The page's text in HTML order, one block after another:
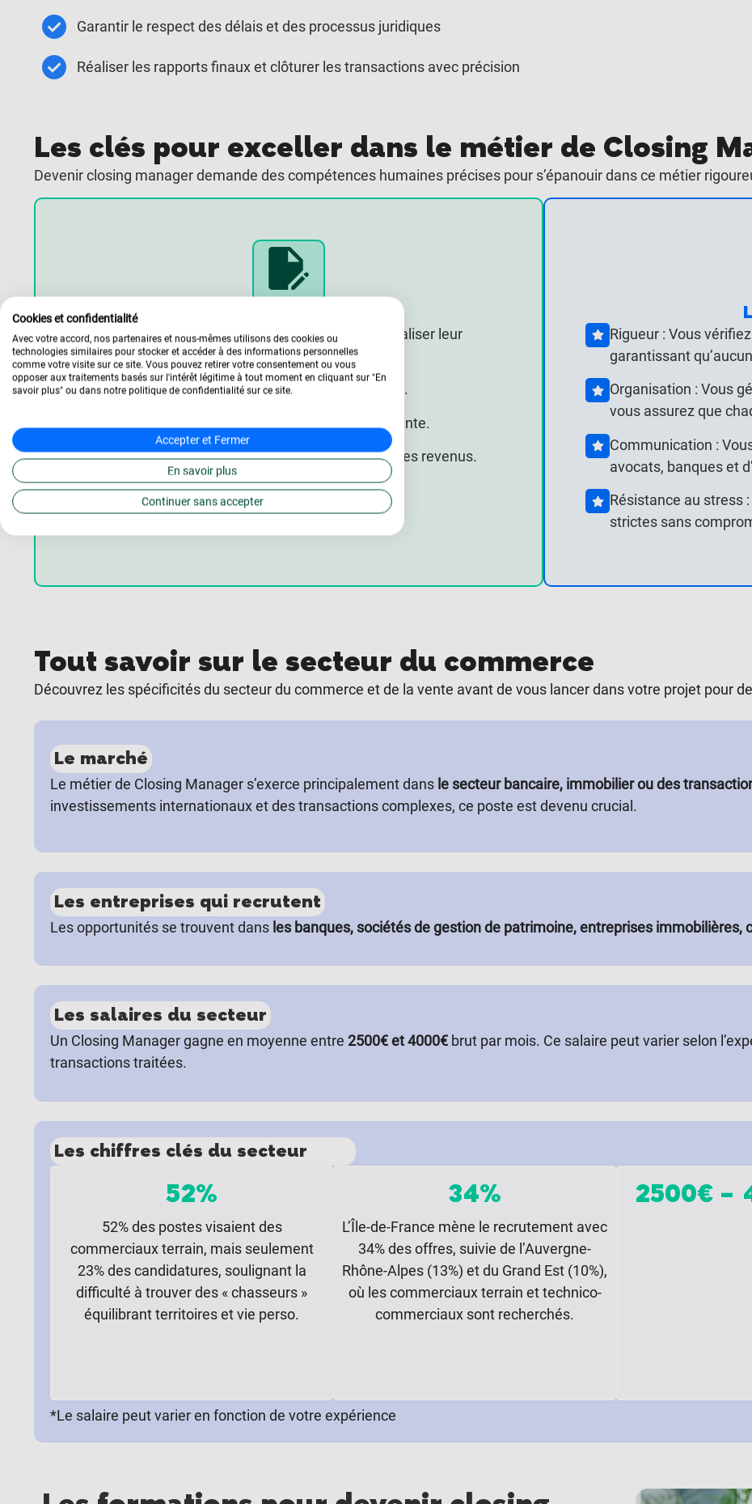
Garantir le respect des délais et des processus juridiques
Réaliser les rapports finaux et clôturer les transactions avec précision
Les clés pour exceller dans le métier de Closing
Devenir closing manager demande des compétences humaines précises pour s’épanouir dans ce métier
Accompagner et convaincre les prospects à finaliser leur
achat.
Développer des techniques de closing efficaces.
Analyser les objections et lever les freins à la vente.
Optimiser les taux de conversion et maximiser les revenus.
Rigueur : Vous
garantissant
Organisation : Vous
vous assurez que
Communication :
avocats, banques et
Résistance au stress
strictes sans
Tout savoir sur le secteur du commerce
Découvrez les spécificités du secteur du commerce et de la vente avant de vous lancer dans votre projet pour
Le marché
Le métier de Closing Manager s’exerce principalement dans le secteur bancaire, immobilier ou des
investissements internationaux et des transactions complexes, ce poste est devenu crucial.
Les entreprises qui recrutent
Les opportunités se trouvent dans les banques, sociétés de gestion de patrimoine, entreprises immobilières,
Les salaires du secteur
Un Closing Manager gagne en moyenne entre 2500€ et 4000€ brut par mois. Ce salaire peut varier selon
transactions traitées.
Les chiffres clés du secteur
52%
52% des postes visaient des
commerciaux terrain, mais seulement
23% des candidatures, soulignant la
difficulté à trouver des « chasseurs »
équilibrant territoires et vie perso.
34%
L’Île-de-France mène le recrutement avec
34% des offres, suivie de l’Auvergne-
Rhône-Alpes (13%) et du Grand Est (10%),
où les commerciaux terrain et technico-
commerciaux sont recherchés.
2500€ –
*Le salaire peut varier en fonction de votre expérience
Cookies et confidentialité
Avec votre accord, nos partenaires et nous-mêmes utilisons des cookies ou
technologies similaires pour stocker et accéder à des informations personnelles
comme votre visite sur ce site. Vous pouvez retirer votre consentement ou vous
opposer aux traitements basés sur l'intérêt légitime à tout moment en cliquant sur "En
savoir plus" ou dans notre politique de confidentialité sur ce site.
Accepter et Fermer
En savoir plus
Continuer sans accepter